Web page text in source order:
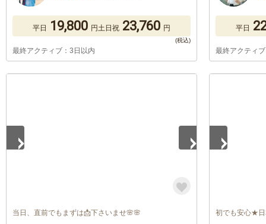
平日 19,800 円土日祝 23,760 円
最終アクティブ：3日以内
平日
最終アクティ
当日、直前でもまずは📩下さいませ🌸🌸 初でも安心★日